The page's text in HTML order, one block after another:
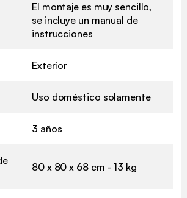
El montaje es muy sencillo,
se incluye un manual de
instrucciones
Exterior
Uso doméstico solamente
3 años
80 x 80 x 68 cm - 13 kg